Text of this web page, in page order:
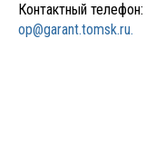
Контактный телефон:
op@garant.tomsk.ru.